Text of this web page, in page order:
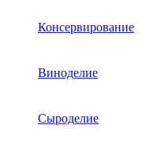
Консервирование
Виноделие
Сыроделие